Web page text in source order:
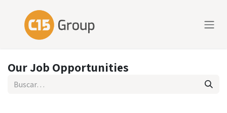
Our Job Opportunities